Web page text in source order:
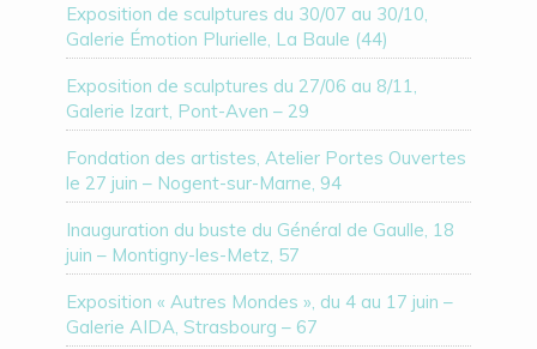
Exposition de sculptures du 30/07 au 30/10,
Galerie Émotion Plurielle, La Baule (44)
Exposition de sculptures du 27/06 au 8/11,
Galerie Izart, Pont-Aven – 29
Fondation des artistes, Atelier Portes Ouvertes
le 27 juin – Nogent-sur-Marne, 94
Inauguration du buste du Général de Gaulle, 18
juin – Montigny-les-Metz, 57
Exposition « Autres Mondes », du 4 au 17 juin –
Galerie AIDA, Strasbourg – 67